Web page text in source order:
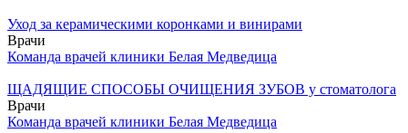
Уход за керамическими коронками и винирами
Врачи
Команда врачей клиники Белая Медведица
ЩАДЯЩИЕ СПОСОБЫ ОЧИЩЕНИЯ ЗУБОВ у стоматолога
Врачи
Команда врачей клиники Белая Медведица